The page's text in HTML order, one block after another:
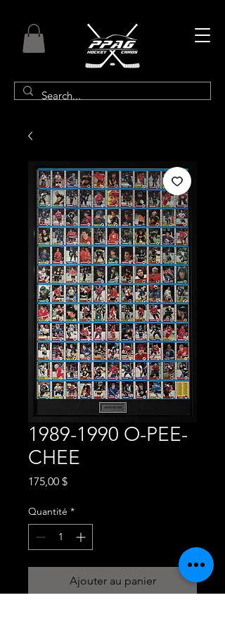
1989-1990 O-PEE-
CHEE
175,00 $Prix
Quantité *
Ajouter au panier